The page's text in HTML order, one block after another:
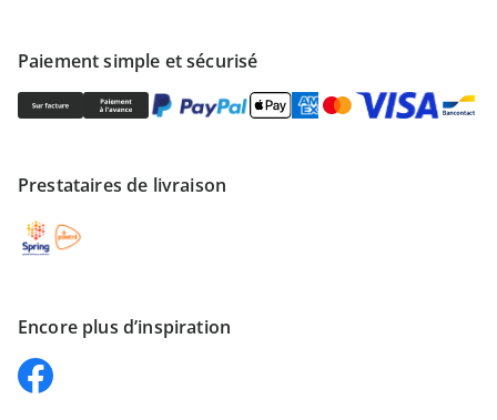
Paiement simple et sécurisé
Prestataires de livraison
Encore plus d’inspiration